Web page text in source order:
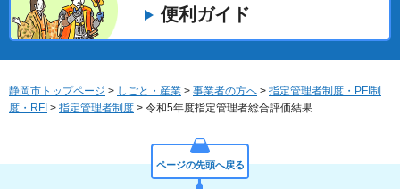
便利ガイド
静岡市トップページ > しごと・産業 > 事業者の方へ > 指定管理者制度・PFI制
度・RFI > 指定管理者制度 > 令和5年度指定管理者総合評価結果
ページの先頭へ戻る